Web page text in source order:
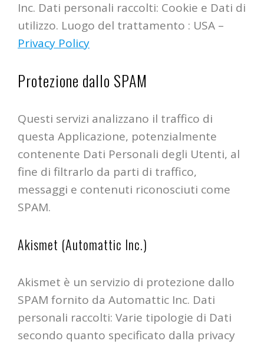
Inc. Dati personali raccolti: Cookie e Dati di
utilizzo. Luogo del trattamento : USA –
Privacy Policy
Protezione dallo SPAM
Questi servizi analizzano il traffico di
questa Applicazione, potenzialmente
contenente Dati Personali degli Utenti, al
fine di filtrarlo da parti di traffico,
messaggi e contenuti riconosciuti come
SPAM.
Akismet (Automattic Inc.)
Akismet è un servizio di protezione dallo
SPAM fornito da Automattic Inc. Dati
personali raccolti: Varie tipologie di Dati
secondo quanto specificato dalla privacy